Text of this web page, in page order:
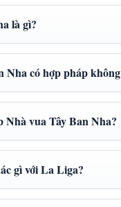
là gì?
Nha có hợp pháp
vua Tây Ban Nha?
gì với La Liga?